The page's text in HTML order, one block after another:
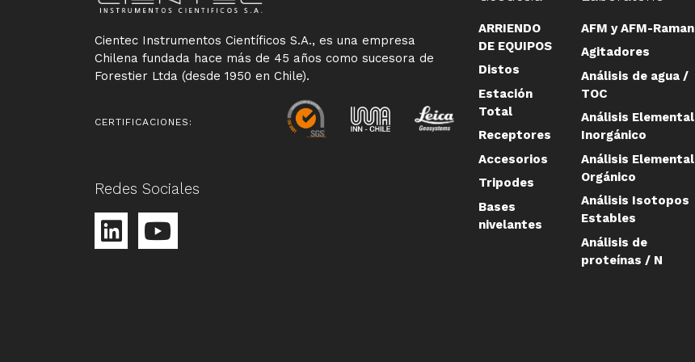
Cientec Instrumentos Científicos S.A., es una empresa
Chilena fundada hace más de 45 años como sucesora de
Forestier Ltda (desde 1950 en Chile).
CERTIFICACIONES:
Redes Sociales
ARRIENDO
DE EQUIPOS
Distos
Estación
Total
Receptores
Accesorios
Tripodes
Bases
nivelantes
AFM y AFM-Raman
Agitadores
Análisis de agua /
TOC
Análisis Elemental
Inorgánico
Análisis Elemental
Orgánico
Análisis Isotopos
Estables
Análisis de
proteínas / N